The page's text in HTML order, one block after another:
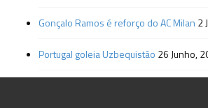
Gonçalo Ramos é reforço do AC Milan 2
Portugal goleia Uzbequistão 26 Junho,